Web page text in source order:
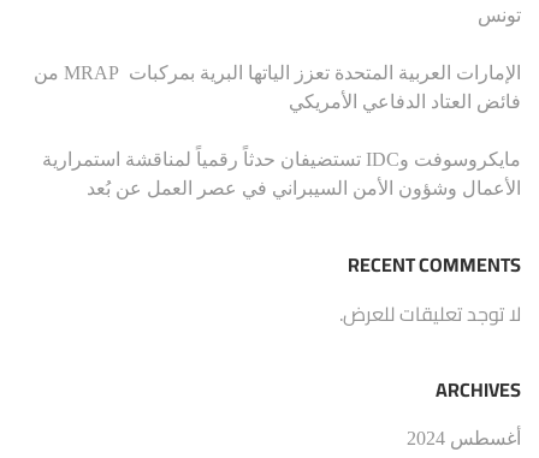
تونس
الإمارات العربية المتحدة تعزز الياتها البرية بمركبات MRAP من
فائض العتاد الدفاعي الأمريكي
مايكروسوفت وIDC تستضيفان حدثاً رقمياً لمناقشة استمرارية
الأعمال وشؤون الأمن السيبراني في عصر العمل عن بُعد
RECENT COMMENTS
لا توجد تعليقات للعرض.
ARCHIVES
أغسطس 2024